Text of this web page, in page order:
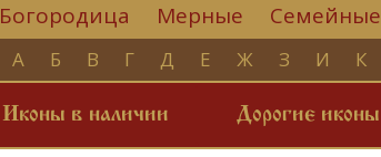
Богородица Мерные Семейные
А Б В Г Д Е Ж З И К
Иконы в наличии Дорогие иконы